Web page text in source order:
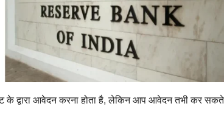
द्वारा आवेदन करना होता है, लेकिन आप आवेदन तभी कर सकते